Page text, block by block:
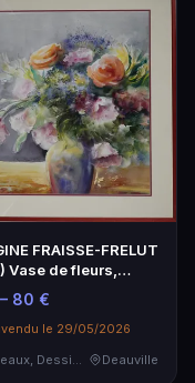
FRAISSE-FRELUT
Vase de fleurs,
signée …
80 €
le 29/05/2026
Deauville